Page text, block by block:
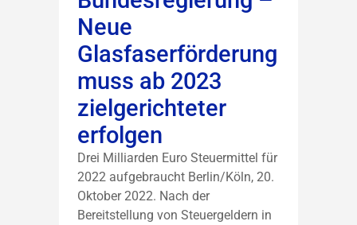
Neue
Glasfaserförderung
muss ab 2023
zielgerichteter
erfolgen
Drei Milliarden Euro Steuermittel für
2022 aufgebraucht Berlin/Köln, 20.
Oktober 2022. Nach der
Bereitstellung von Steuergeldern in